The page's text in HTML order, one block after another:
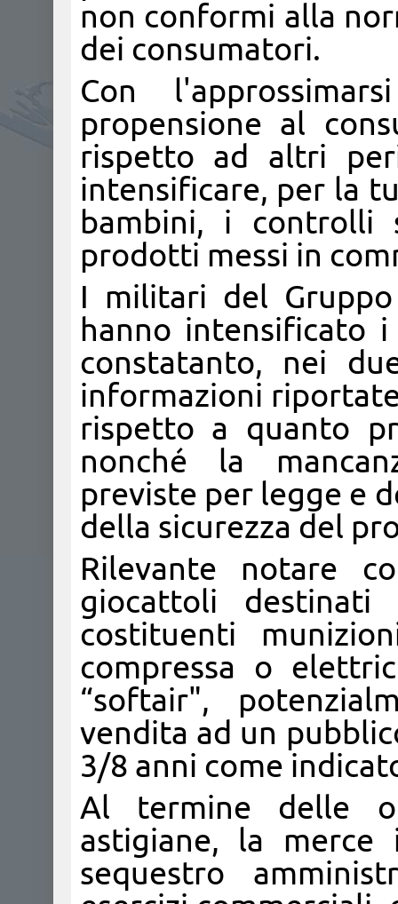
non conformi alla
dei consumatori.
Con
propensione al
rispetto ad altri
intensificare, per la
bambini, i controlli
prodotti messi in
I militari del
hanno intensificato
constatanto, nei
informazioni
rispetto a quanto
nonché la
previste per legge e
della sicurezza del
Rilevante notare
giocattoli
costituenti
compressa o
“softair",
vendita ad un
3/8 anni come
Al termine delle
astigiane, la
sequestro